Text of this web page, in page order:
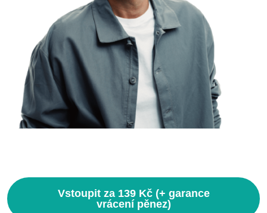
Vstoupit za 139 Kč (+ garance
vrácení pěnez)